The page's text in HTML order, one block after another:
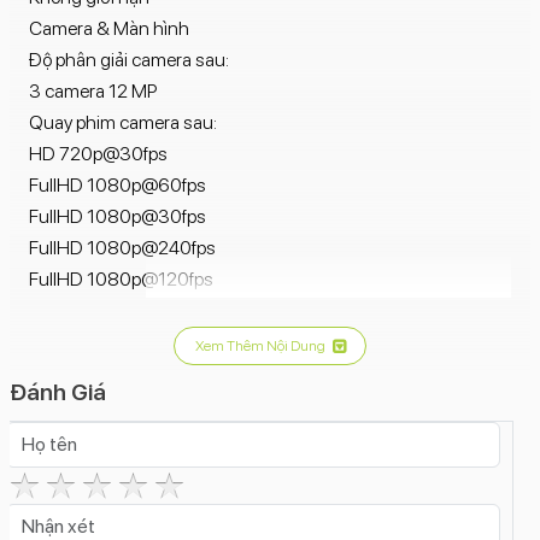
Camera & Màn hình
Độ phân giải camera sau:
3 camera 12 MP
Quay phim camera sau:
HD 720p@30fps
FullHD 1080p@60fps
FullHD 1080p@30fps
FullHD 1080p@240fps
FullHD 1080p@120fps
Đèn Flash camera sau:
Có
Tính năng camera sau:
Ảnh Raw
Zoom quang học
Xem Thêm Nội Dung
Đánh Giá